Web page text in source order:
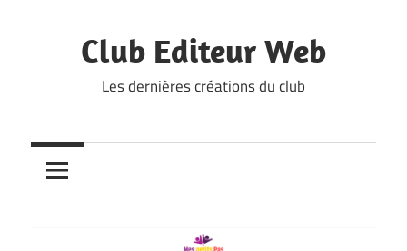
Club Editeur Web
Les dernières créations du club